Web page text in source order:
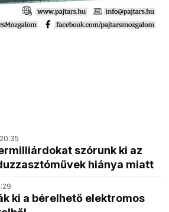
szórunk ki az
hiánya miatt
ki a bérelhető elektromos